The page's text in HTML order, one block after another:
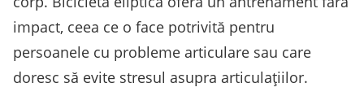
impact, ceea ce o face potrivită pentru
persoanele cu probleme articulare sau care
doresc să evite stresul asupra articulațiilor.